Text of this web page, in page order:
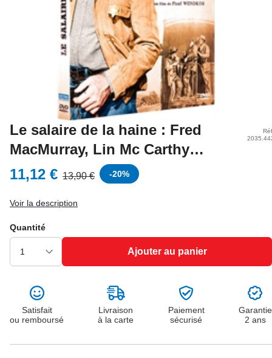
Le salaire de la haine : Fred
MacMurray, Lin Mc Carthy…
11,12 € 13,90 € -20%
Voir la description
Quantité
Ajouter au panier
Satisfait
ou remboursé
Livraison
à la carte
Paiement
sécurisé
Garantie
2 ans